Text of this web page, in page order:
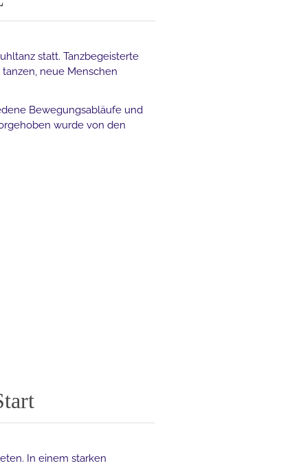
statt. Tanzbegeisterte
neue Menschen
Bewegungsabläufe und
wurde von den
In einem starken